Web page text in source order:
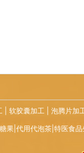
软胶囊加工 泡腾片加
果|代用代泡茶|特医食品